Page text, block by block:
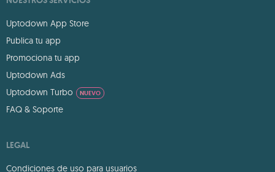
Uptodown App Store
Publica tu app
Promociona tu app
Uptodown Ads
Uptodown Turbo
NUEVO
FAQ & Soporte
LEGAL
Condiciones de uso para usuarios